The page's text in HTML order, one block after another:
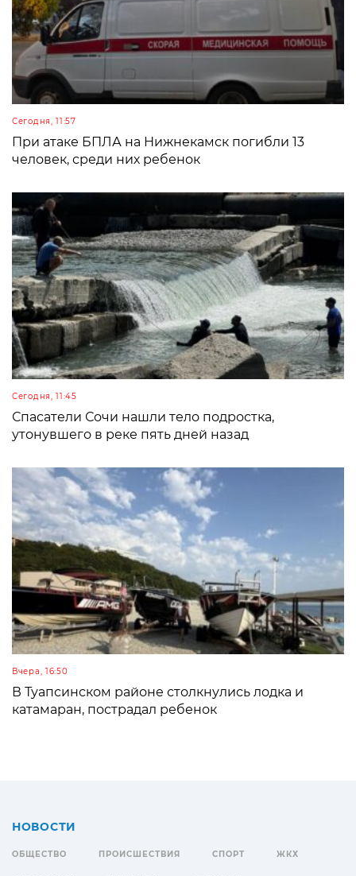
Сегодня, 11:57
При атаке БПЛА на Нижнекамск погибли 13
человек, среди них ребенок
Сегодня, 11:45
Спасатели Сочи нашли тело подростка,
утонувшего в реке пять дней назад
Вчера, 16:50
В Туапсинском районе столкнулись лодка и
катамаран, пострадал ребенок
НОВОСТИ
ОБЩЕСТВО ПРОИСШЕСТВИЯ СПОРТ ЖКХ